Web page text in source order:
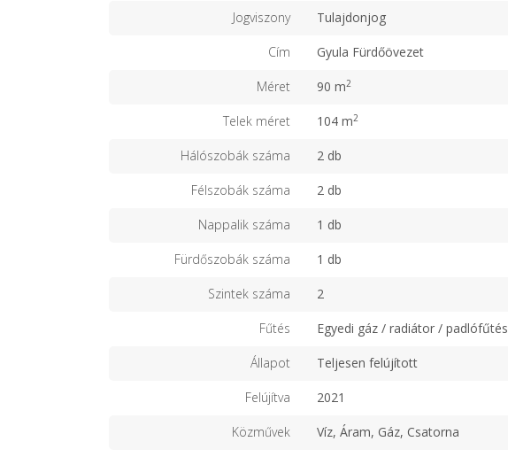
Jogviszony Tulajdonjog
Cím Gyula Fürdőövezet
Méret 90 m2
Telek méret 104 m2
Hálószobák száma 2 db
Félszobák száma 2 db
Nappalik száma 1 db
Fürdőszobák száma 1 db
Szintek száma 2
Fűtés Egyedi gáz / radiátor / padlófűtés
Állapot Teljesen felújított
Felújítva 2021
Közművek Víz, Áram, Gáz, Csatorna